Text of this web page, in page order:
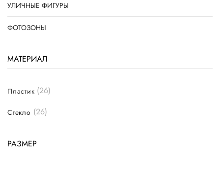
УЛИЧНЫЕ ФИГУРЫ
ФОТОЗОНЫ
МАТЕРИАЛ
Пластик (26)
Стекло (26)
РАЗМЕР